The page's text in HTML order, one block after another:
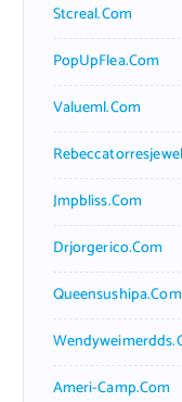
Stcreal.com
PopUpFlea.com
Valueml.com
Jmpbliss.com
Drjorgerico.com
Queensushipa.com
Ameri-Camp.com